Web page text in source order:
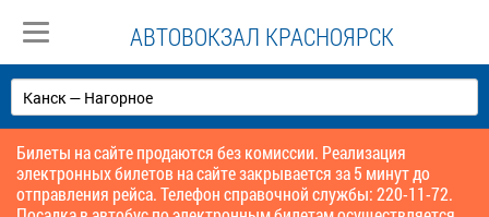
АВТОВОКЗАЛ КРАСНОЯРСК
Билеты на сайте продаются без комиссии. Реализация
электронных билетов на сайте закрывается за 5 минут до
отправления рейса. Телефон справочной службы: 220-11-72.